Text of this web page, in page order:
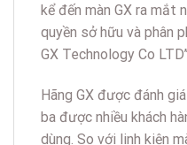
kể đến màn GX ra mắt
quyền sở hữu và phân
GX Technology Co LTD’’.
Hãng GX được đánh
ba được nhiều khách
dùng. So với linh kiện